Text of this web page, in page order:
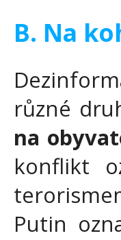
B. Na
různé
na
konflikt
Putin